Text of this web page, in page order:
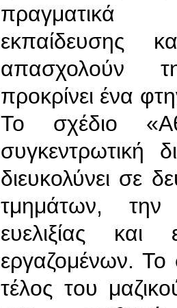
πραγματικά
εκπαίδευσης
απασχολούν
προκρίνει ένα
Το σχέδιο
συγκεντρωτική
διευκολύνει σε
τμημάτων,
ευελιξίας και
εργαζομένων.
τέλος του